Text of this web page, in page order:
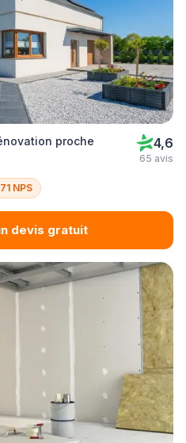
proche
4,6
65 avis
NPS
devis gratuit